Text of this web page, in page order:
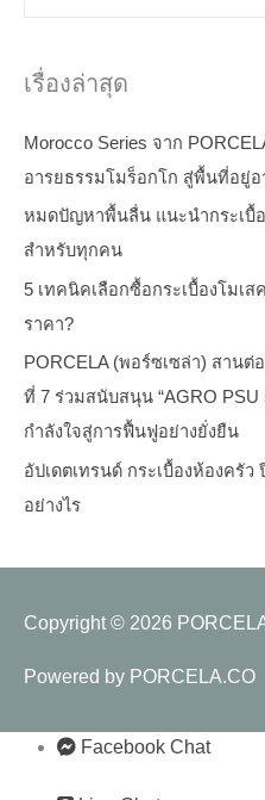
เรื่องล่าสุด
Morocco Series จาก
อารยธรรมโมร็อกโก สู่พื้นที่อยู่อ
หมดปัญหาพื้นลื่น แนะนำกระเบื้
สำหรับทุกคน
5 เทคนิคเลือกซื้อกระเบื้องโมเ
ราคา?
PORCELA (พอร์ซเซล่า) สานต่
ที่ 7 ร่วมสนับสนุน “AGRO PSU
กำลังใจสู่การฟื้นฟูอย่างยั่งยืน
อัปเดตเทรนด์ กระเบื้องห้องครั
อย่างไร
Copyright © 2026
Powered by PORCELA.CO
Facebook Chat